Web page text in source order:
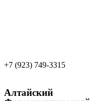
+7 (923) 749-3315
Алтайский